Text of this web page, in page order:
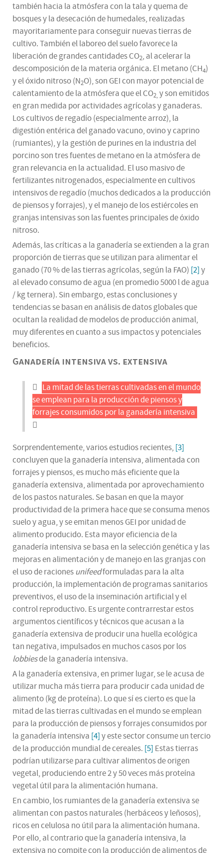
también hacia la atmósfera con la tala y quema de
bosques y la desecación de humedales, realizadas
mayoritariamente para conseguir nuevas tierras de
cultivo. También el laboreo del suelo favorece la
liberación de grandes cantidades CO2, al acelerar la
descomposición de la materia orgánica. El metano (CH4)
y el óxido nitroso (N2O), son GEI con mayor potencial de
calentamiento de la atmósfera que el CO2,y son emitidos
en gran medida por actividades agrícolas y ganaderas.
Los cultivos de regadío (especialmente arroz), la
digestión entérica del ganado vacuno, ovino y caprino
(rumiantes), y la gestión de purines en la industria del
porcino son tres fuentes de metano en la atmósfera de
gran relevancia en la actualidad. El uso masivo de
fertilizantes nitrogenados, especialmente en cultivos
intensivos de regadío (muchos dedicados a la producción
de piensos y forrajes), y el manejo de los estiércoles en
granjas intensivas son las fuentes principales de óxido
nitroso.
Además, las críticas a la ganadería se extienden a la gran
proporción de tierras que se utilizan para alimentar el
ganado (70 % de las tierras agrícolas, según la FAO) [2]y
al elevado consumo de agua (en promedio 5000 l de agua
/ kg ternera). Sin embargo, estas conclusiones y
tendencias se basan en análisis de datos globales que
ocultan la realidad de modelos de producción animal,
muy diferentes en cuanto a sus impactos y potenciales
beneficios.
Ganadería intensiva vs. extensiva
La mitad de las tierras cultivadas en el mundo
se emplean para la producción de piensos y
forrajes consumidos por la ganadería intensiva
Sorprendentemente, varios estudios recientes,[3]
concluyen que la ganadería intensiva, alimentada con
forrajes y piensos, es mucho más eficiente que la
ganadería extensiva, alimentada por aprovechamiento
de los pastos naturales. Se basan en que la mayor
productividad de la primera hace que se consuma menos
suelo y agua, y se emitan menos GEI por unidad de
alimento producido. Esta mayor eficiencia de la
ganadería intensiva se basa en la selección genética y las
mejoras en alimentación y de manejo en las granjas con
el uso de raciones unifeedformuladas para la alta
producción, la implementación de programas sanitarios
preventivos, el uso de la inseminación artificial y el
control reproductivo. Es urgente contrarrestar estos
argumentos científicos y técnicos que acusan a la
ganadería extensiva de producir una huella ecológica
tan negativa, impulsados en muchos casos por los
lobbiesde la ganadería intensiva.
A la ganadería extensiva, en primer lugar, se le acusa de
utilizar mucha más tierra para producir cada unidad de
alimento (kg de proteína). Lo que sí es cierto es que la
mitad de las tierras cultivadas en el mundo se emplean
para la producción de piensos y forrajes consumidos por
la ganadería intensiva [4]y este sector consume un tercio
de la producción mundial de cereales. [5] Estas tierras
podrían utilizarse para cultivar alimentos de origen
vegetal, produciendo entre 2 y 50 veces más proteína
vegetal útil para la alimentación humana.
En cambio, los rumiantes de la ganadería extensiva se
alimentan con pastos naturales (herbáceos y leñosos),
ricos en celulosa no útil para la alimentación humana.
Por ello, al contrario que la ganadería intensiva, la
extensiva no compite con la producción de alimentos de